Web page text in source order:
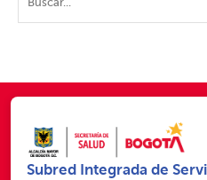
Subred Integrada de